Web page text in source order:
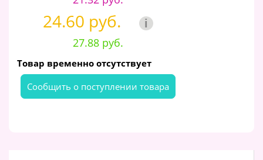
24.60 руб. i
27.88 руб.
Товар временно отсутствует
Cообщить о поступлении товара